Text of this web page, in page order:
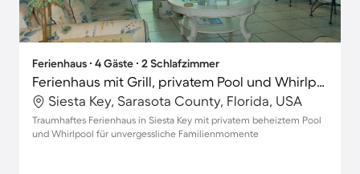
Ferienhaus ∙ 4 Gäste ∙ 2 Schlafzimmer
Ferienhaus mit Grill, privatem Pool und Whirlpool
Siesta Key, Sarasota County, Florida, USA
Traumhaftes Ferienhaus in Siesta Key mit privatem beheiztem Pool
und Whirlpool für unvergessliche Familienmomente